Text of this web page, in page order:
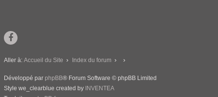
Aller à: Accueil du Site Index du forum
Développé par phpBB® Forum Software © phpBB Limited
Style we_clearblue created by INVENTEA